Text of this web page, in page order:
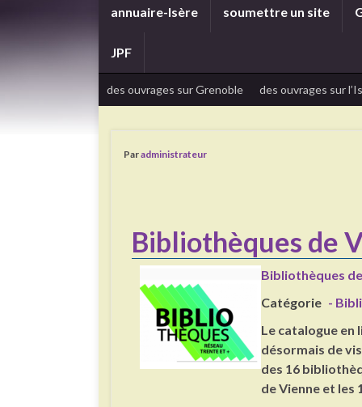
annuaire-Isère soumettre un site
JPF
des ouvrages sur Grenoble des ouvrages sur
Paradministrateur
Bibliothèques de
Bibliothèques
Catégorie -
Le catalogue
désormais de
des 16
de Vienne et les